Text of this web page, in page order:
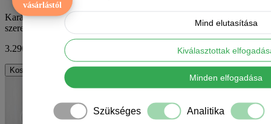
Karácsony közeledtével mindenki azon töri a fejét, mivel lepje meg
szeretteit. A karácsonyi belga ju..
3.290 Ft
ÁFA nélkül: 2.591 Ft
Kosárba
vásárlástól
Mind elutasítása
Kiválasztottak
Minden elfogadása
Szükséges Analitika